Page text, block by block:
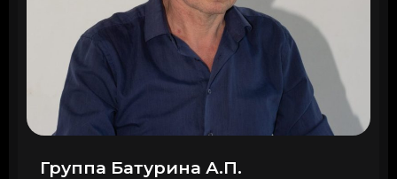
Группа Батурина А.П.